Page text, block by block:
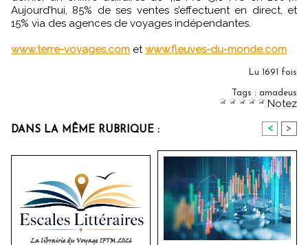
Aujourd’hui, 85% de ses ventes s’effectuent en direct, et
15% via des agences de voyages indépendantes.
www.terre-voyages.com etwww.fleuves-du-monde.com
Lu 1691 fois
Tags : amadeus
Notez
DANS LA MÊME RUBRIQUE : < >